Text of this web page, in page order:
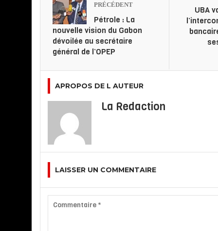
PRÉCÉDENT
Pétrole : La
nouvelle vision du Gabon
dévoilée au secrétaire
général de l’OPEP
UBA
APROPOS DE L AUTEUR
La Redaction
LAISSER UN COMMENTAIRE